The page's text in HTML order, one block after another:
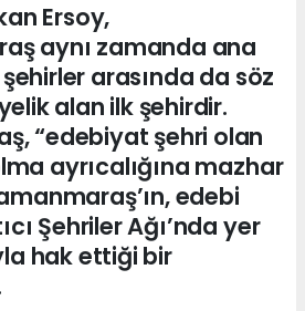
Ersoy,
aynı zamanda ana
arasında da söz
alan ilk şehirdir.
“edebiyat şehri olan
ayrıcalığına mazhar
edebi
Şehriler Ağı’nda yer
hak ettiği bir